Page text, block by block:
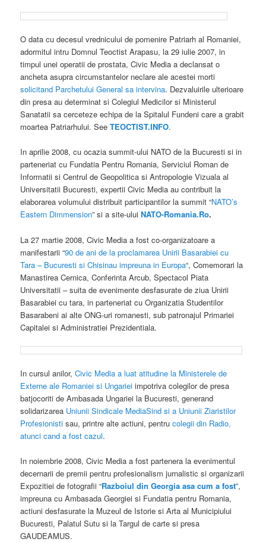
O data cu decesul vrednicului de pomenire Patriarh al Romaniei,
adormitul intru Domnul Teoctist Arapasu, la 29 iulie 2007, in
timpul unei operatii de prostata, Civic Media a declansat o
ancheta asupra circumstantelor neclare ale acestei morti
solicitand Parchetului General sa intervina. Dezvaluirile ulterioare
din presa au determinat si Colegiul Medicilor si Ministerul
Sanatatii sa cerceteze echipa de la Spitalul Fundeni care a grabit
moartea Patriarhului. See TEOCTIST.INFO.
In aprilie 2008, cu ocazia summit-ului NATO de la Bucuresti si in
parteneriat cu Fundatia Pentru Romania, Serviciul Roman de
Informatii si Centrul de Geopolitica si Antropologie Vizuala al
Universitatii Bucuresti, expertii Civic Media au contribuit la
elaborarea volumului distribuit participantilor la summit “NATO’s
Eastern Dimmension” si a site-uluiNATO-Romania.Ro.
La 27 martie 2008, Civic Media a fost co-organizatoare a
manifestarii “90 de ani de la proclamarea Unirii Basarabiei cu
Tara – Bucuresti si Chisinau impreuna in Europa“, Comemorari la
Manastirea Cernica, Conferinta Arcub, Spectacol Piata
Universitatii – suita de evenimente desfasurate de ziua Unirii
Basarabiei cu tara, in parteneriat cu Organizatia Studentilor
Basarabeni ai alte ONG-uri romanesti, sub patronajul Primariei
Capitalei si Administratiei Prezidentiala.
In cursul anilor,Civic Media a luat atitudine la Ministerele de
Externe ale Romaniei si Ungarieiimpotriva colegilor de presa
batjocoriti de Ambasada Ungariei la Bucuresti, generand
solidarizarea Uniunii Sindicale MediaSind si a Uniunii Ziaristilor
Profesionisti sau, printre alte actiuni, pentrucolegii din Radio,
atunci cand a fost cazul.
In noiembrie 2008, Civic Media a fost partenera la evenimentul
decernarii de premii pentru profesionalism jurnalistic si organizarii
Expozitiei de fotografii “Razboiul din Georgia asa cum a fost”,
impreuna cu Ambasada Georgiei si Fundatia pentru Romania,
actiuni desfasurate la Muzeul de Istorie si Arta al Municipiului
Bucuresti, Palatul Sutu si la Targul de carte si presa
GAUDEAMUS.